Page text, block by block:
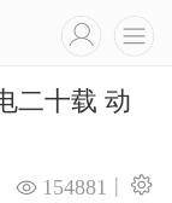
二十载 动
|
154881